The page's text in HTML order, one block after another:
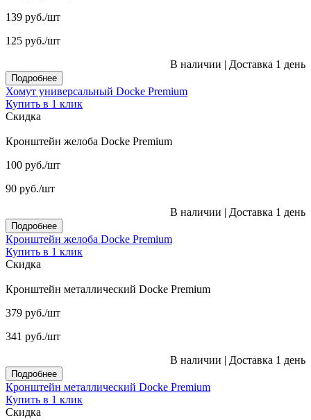
139 руб./шт
125 руб./шт
В наличии | Доставка 1 день
Подробнее
Хомут универсальный Docke Premium
Купить в 1 клик
Скидка
Кронштейн желоба Docke Premium
100 руб./шт
90 руб./шт
В наличии | Доставка 1 день
Подробнее
Кронштейн желоба Docke Premium
Купить в 1 клик
Скидка
Кронштейн металлический Docke Premium
379 руб./шт
341 руб./шт
В наличии | Доставка 1 день
Подробнее
Кронштейн металлический Docke Premium
Купить в 1 клик
Скидка